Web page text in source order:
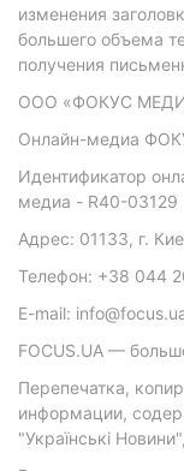
изменения
большего объема
получения
ООО «ФОКУС
Онлайн-медиа
Идентификатор
медиа - R40-03129
Адрес: 01133, г.
Телефон: +38 044
E-mail:
FOCUS.UA —
Перепечатка,
информации,
"Українські